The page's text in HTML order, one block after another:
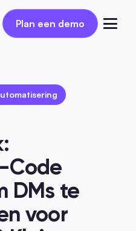
Plan een demo
Plan een demo
Code
DMs te
voor